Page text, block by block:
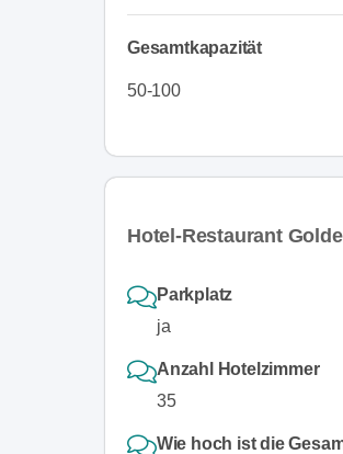
Gesamtkapazität
50-100
Hotel-Restaurant
Parkplatz
ja
Anzahl Hotelzimmer
35
Wie hoch ist die